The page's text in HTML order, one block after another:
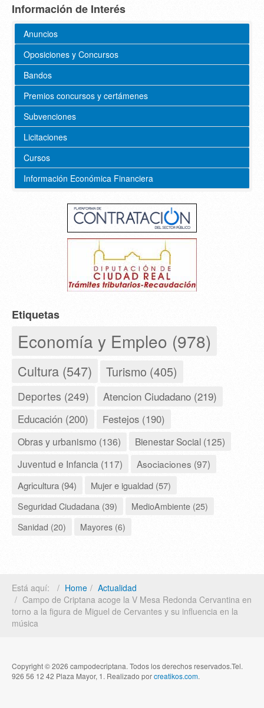
Información de Interés
Anuncios
Oposiciones y Concursos
Bandos
Premios concursos y certámenes
Subvenciones
Licitaciones
Cursos
Información Económica Financiera
Etiquetas
Economía y Empleo (978)
Cultura (547) Turismo (405)
Deportes (249) Atencion Ciudadano (219)
Educación (200) Festejos (190)
Obras y urbanismo (136)
Bienestar Social (125)
Juventud e Infancia (117)
Asociaciones (97)
Agricultura (94)
Mujer e igualdad (57)
Seguridad Ciudadana (39)
MedioAmbiente (25)
Sanidad (20)
Mayores (6)
Está aquí: Home
Actualidad
Campo de Criptana acoge la V Mesa Redonda Cervantina en
torno a la figura de Miguel de Cervantes y su influencia en la
música
Copyright © 2026 campodecriptana. Todos los derechos reservados.Tel.
926 56 12 42 Plaza Mayor, 1. Realizado porcreatikos.com.